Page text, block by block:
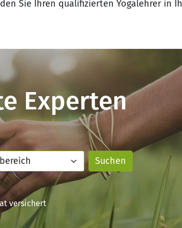
Sie Ihren qualifizierten Yogalehrer in
Experten
versichert